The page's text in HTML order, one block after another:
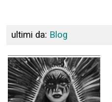
ultimi da: Blog